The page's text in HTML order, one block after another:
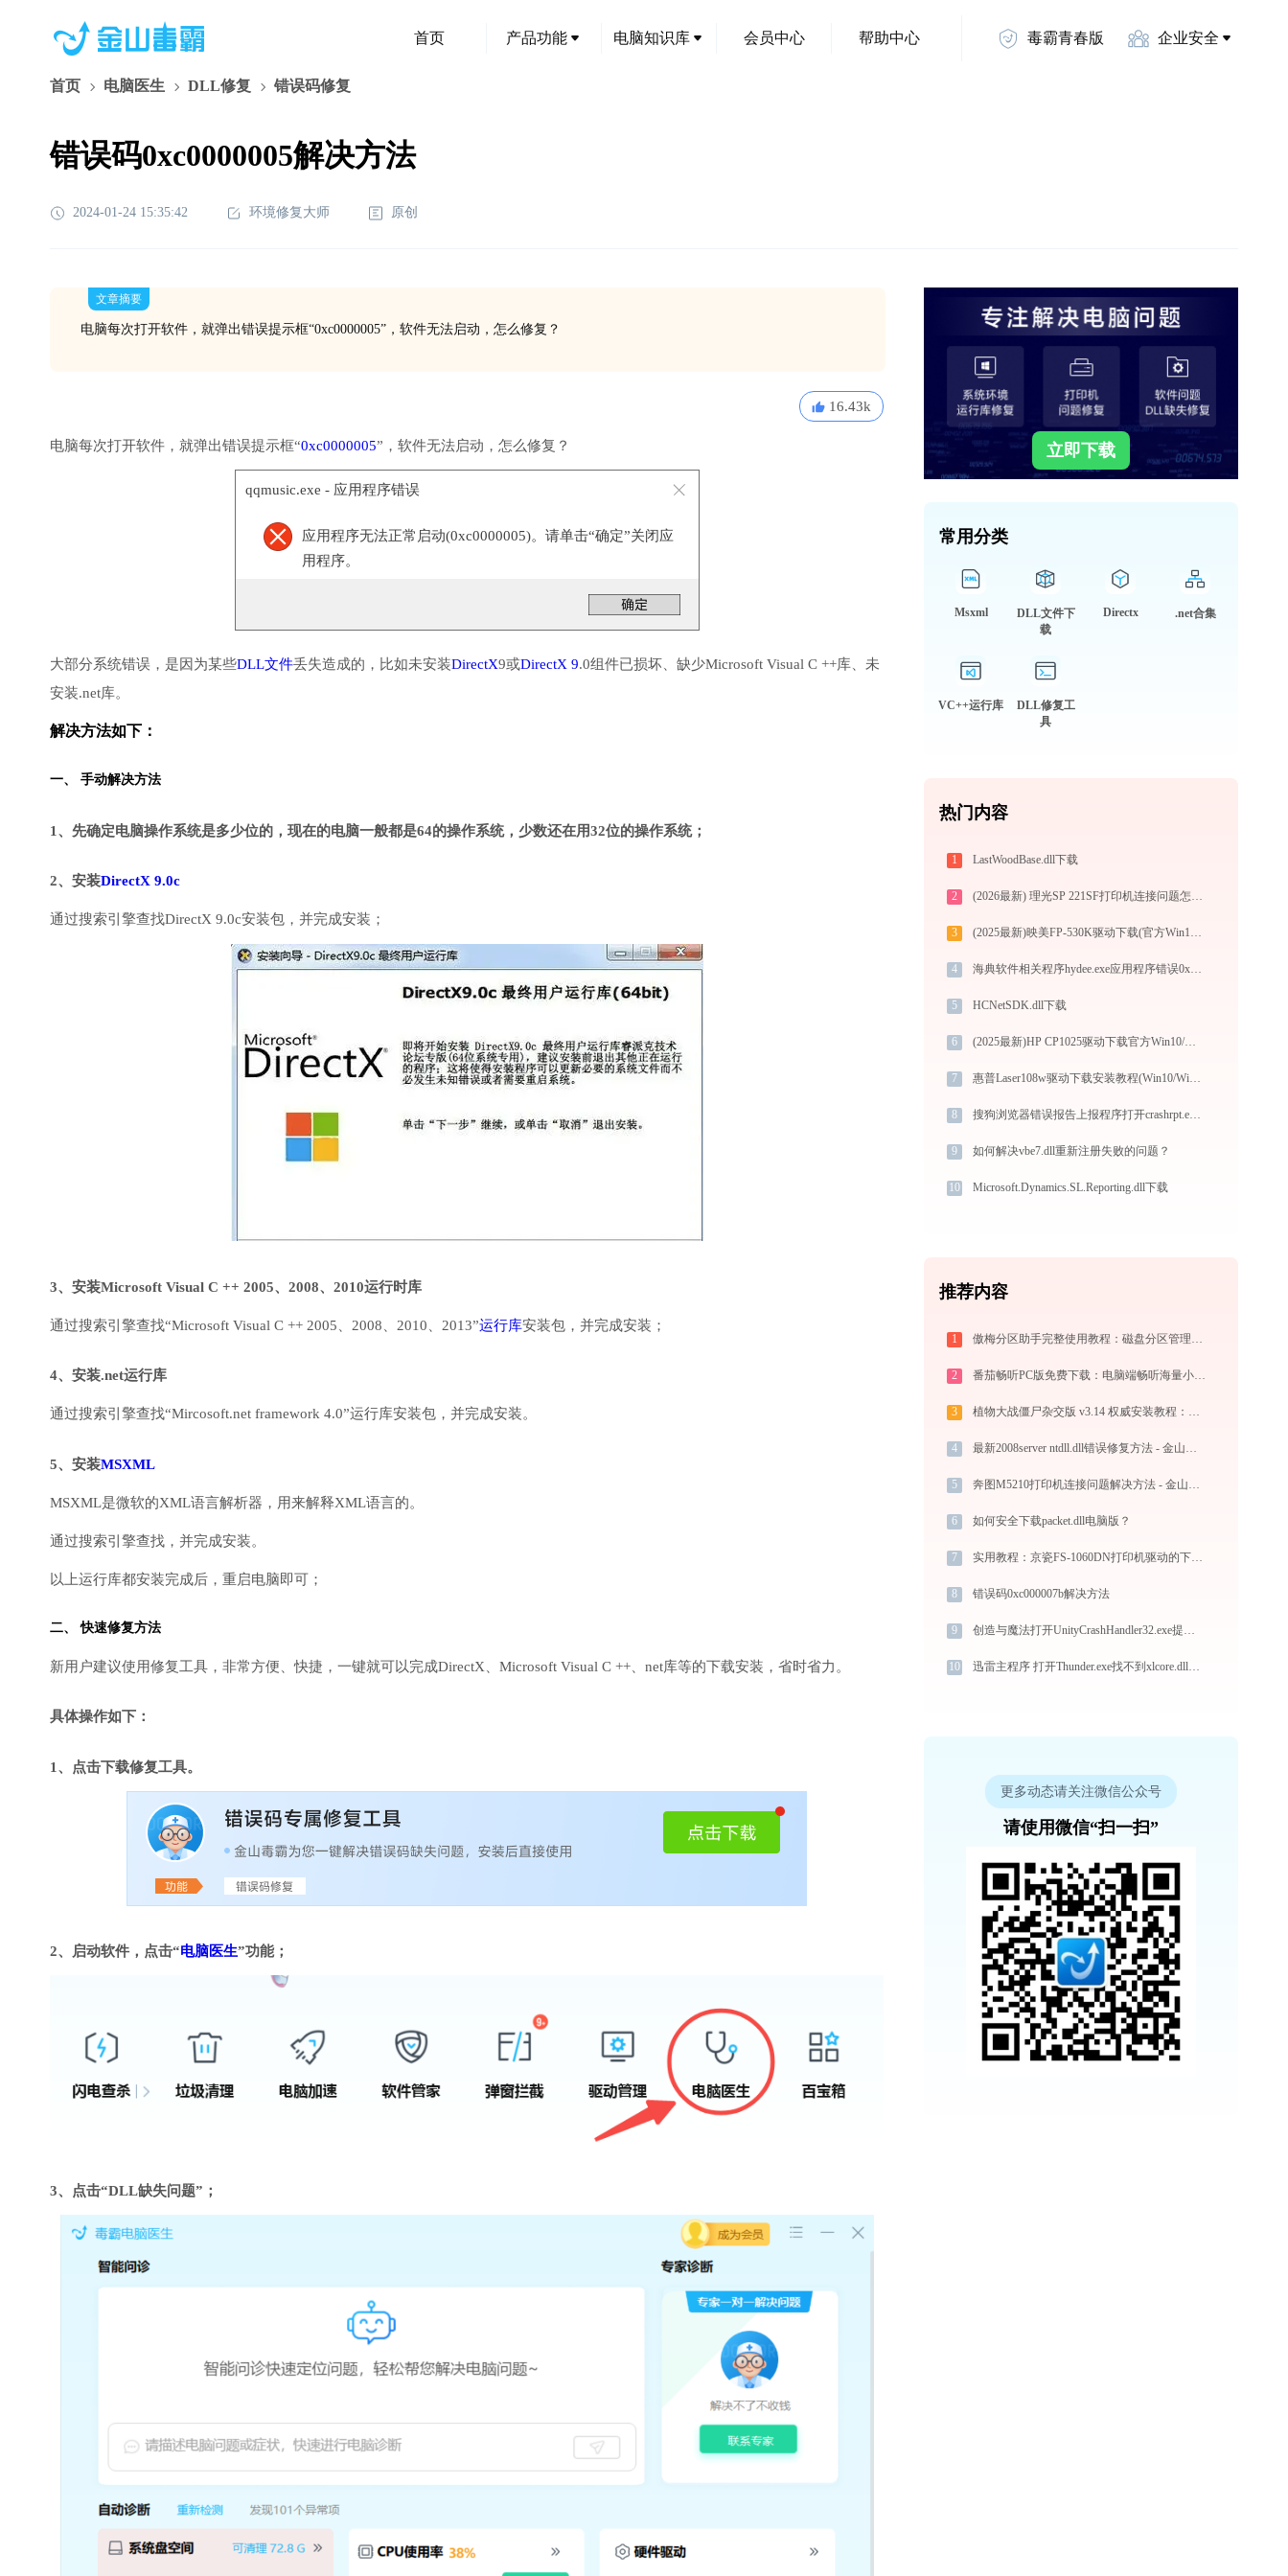
首页 产品功能 电脑知识库 会员中心 帮助中心 毒霸青春版 企业安全
首页 电脑医生 DLL修复 错误码修复
错误码0xc0000005解决方法
2024-01-24 15:35:42 环境修复大师 原创
文章摘要
电脑每次打开软件，就弹出错误提示框“0xc0000005”，软件无法启动，怎么修复？
16.43k
电脑每次打开软件，就弹出错误提示框“0xc0000005”，软件无法启动，怎么修复？
qqmusic.exe - 应用程序错误
应用程序无法正常启动(0xc0000005)。请单击“确定”关闭应
用程序。
大部分系统错误，是因为某些DLL文件丢失造成的，比如未安装DirectX9或DirectX 9.0组件已损坏、缺少Microsoft Visual C ++库、未
安装.net库。
解决方法如下：
一、 手动解决方法
1、先确定电脑操作系统是多少位的，现在的电脑一般都是64的操作系统，少数还在用32位的操作系统；
2、安装DirectX 9.0c
通过搜索引擎查找DirectX 9.0c安装包，并完成安装；
3、安装Microsoft Visual C ++ 2005、2008、2010运行时库
通过搜索引擎查找“Microsoft Visual C ++ 2005、2008、2010、2013”运行库安装包，并完成安装；
4、安装.net运行库
通过搜索引擎查找“Mircosoft.net framework 4.0”运行库安装包，并完成安装。
5、安装MSXML
MSXML是微软的XML语言解析器，用来解释XML语言的。
通过搜索引擎查找，并完成安装。
以上运行库都安装完成后，重启电脑即可；
二、 快速修复方法
新用户建议使用修复工具，非常方便、快捷，一键就可以完成DirectX、Microsoft Visual C ++、net库等的下载安装，省时省力。
具体操作如下：
1、点击下载修复工具。
2、启动软件，点击“电脑医生”功能；
3、点击“DLL缺失问题”；
立即下载
常用分类
Msxml
DLL文件下
载
Directx .net合集
VC++运行库
DLL修复工
具
热门内容
1 LastWoodBase.dll下载
2 (2026最新) 理光SP 221SF打印机连接问题怎么解决？-金山毒霸
3 (2025最新)映美FP-530K驱动下载(官方Win10/Win11)
4 海典软件相关程序hydee.exe应用程序错误0xc0000008解决方法
5 HCNetSDK.dll下载
6 (2025最新)HP CP1025驱动下载官方Win10/Win11安装指南
7 惠普Laser108w驱动下载安装教程(Win10/Win11)
8 搜狗浏览器错误报告上报程序打开crashrpt.exe提示0xc000001d错误码怎么办
9 如何解决vbe7.dll重新注册失败的问题？
10 Microsoft.Dynamics.SL.Reporting.dll下载
推荐内容
1 傲梅分区助手完整使用教程：磁盘分区管理与数据迁移实战指南
2 番茄畅听PC版免费下载：电脑端畅听海量小说与音乐的终极指南
3 植物大战僵尸杂交版 v3.14 权威安装教程：PC端下载+白屏闪退完美解决
4 最新2008server ntdll.dll错误修复方法 - 金山毒霸
5 奔图M5210打印机连接问题解决方法 - 金山毒霸
6 如何安全下载packet.dll电脑版？
7 实用教程：京瓷FS-1060DN打印机驱动的下载与安装技巧
8 错误码0xc000007b解决方法
9 创造与魔法打开UnityCrashHandler32.exe提示0xc0000005错误码怎么办
10 迅雷主程序 打开Thunder.exe找不到xlcore.dll怎么办
更多动态请关注微信公众号
请使用微信“扫一扫”